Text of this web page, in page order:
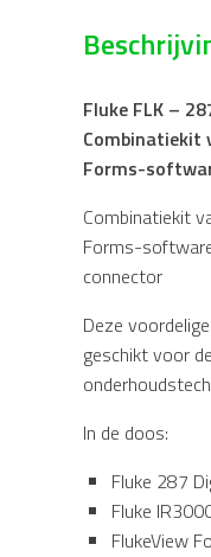
Forms-
Fluke FLK –
Combinatiekit
Forms-
Combinatiekit
Forms-
connector
Deze
geschikt voor
In de doos:
Fluke 287
Fluke
FlukeView